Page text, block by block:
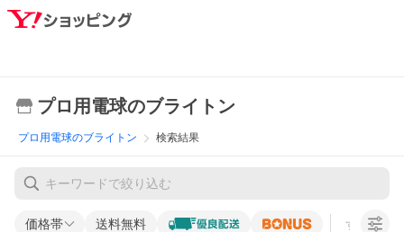
プロ用電球のブライトン
プロ用電球のブライトン 検索結果
価格帯 送料無料 すべての条